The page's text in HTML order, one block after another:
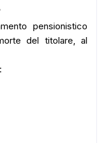
pensionistico
del titolare, al